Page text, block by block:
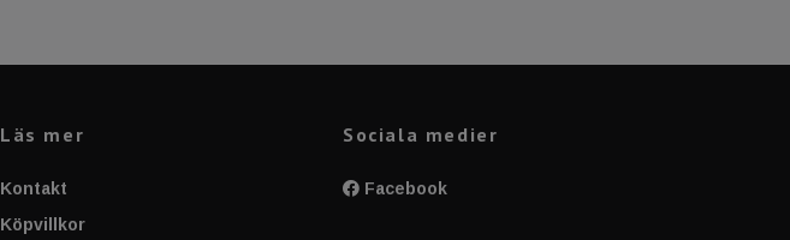
Läs mer
Kontakt
Köpvillkor
Sociala medier
Facebook